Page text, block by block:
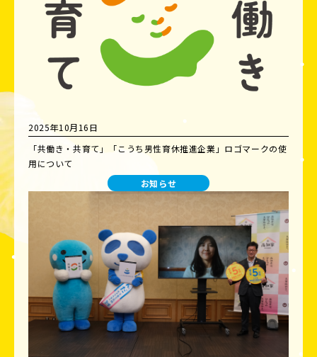
2025年10月16日
「共働き・共育て」「こうち男性育休推進企業」ロゴマークの使
用について
お知らせ